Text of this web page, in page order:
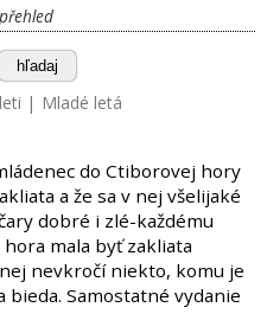
přehled
hľadaj
| Mladé letá
do Ctiborovej hory
a že sa v nej všelijaké
dobré i zlé-každému
mala byť zakliata
nevkročí niekto, komu je
bieda. Samostatné vydanie